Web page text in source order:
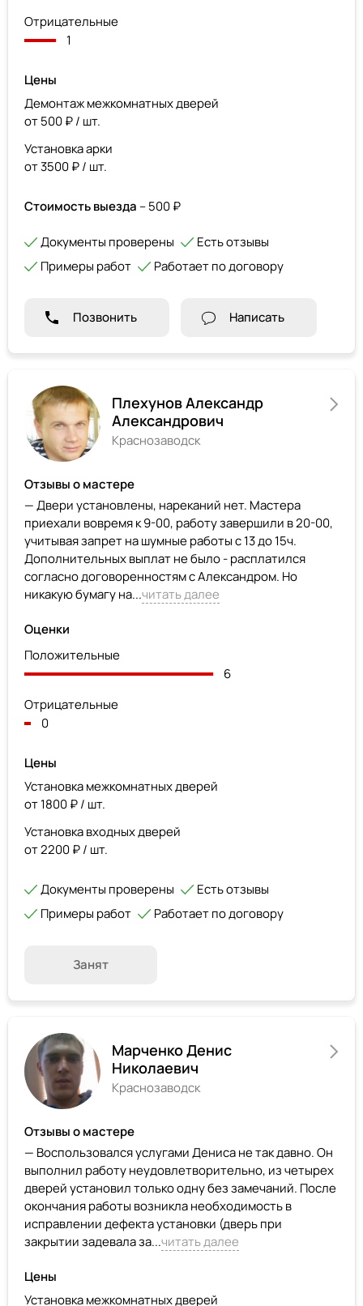
Отрицательные
1
Цены
Демонтаж межкомнатных дверей
от 500 ₽ / шт.
Установка арки
от 3500 ₽ / шт.
Стоимость выезда – 500 ₽
Документы проверены
Есть отзывы
Примеры работ
Работает по договору
Позвонить Написать
Плехунов Александр
Александрович
Краснозаводск
Отзывы о мастере
— Двери установлены, нареканий нет. Мастера
приехали вовремя к 9-00, работу завершили в 20-00,
учитывая запрет на шумные работы с 13 до 15ч.
Дополнительных выплат не было - расплатился
согласно договоренностям с Александром. Но
никакую бумагу на...читать далее
Оценки
Положительные
6
Отрицательные
0
Цены
Установка межкомнатных дверей
от 1800 ₽ / шт.
Установка входных дверей
от 2200 ₽ / шт.
Документы проверены
Есть отзывы
Примеры работ
Работает по договору
Занят
Марченко Денис
Николаевич
Краснозаводск
Отзывы о мастере
— Воспользовался услугами Дениса не так давно. Он
выполнил работу неудовлетворительно, из четырех
дверей установил только одну без замечаний. После
окончания работы возникла необходимость в
исправлении дефекта установки (дверь при
закрытии задевала за...читать далее
Цены
Установка межкомнатных дверей